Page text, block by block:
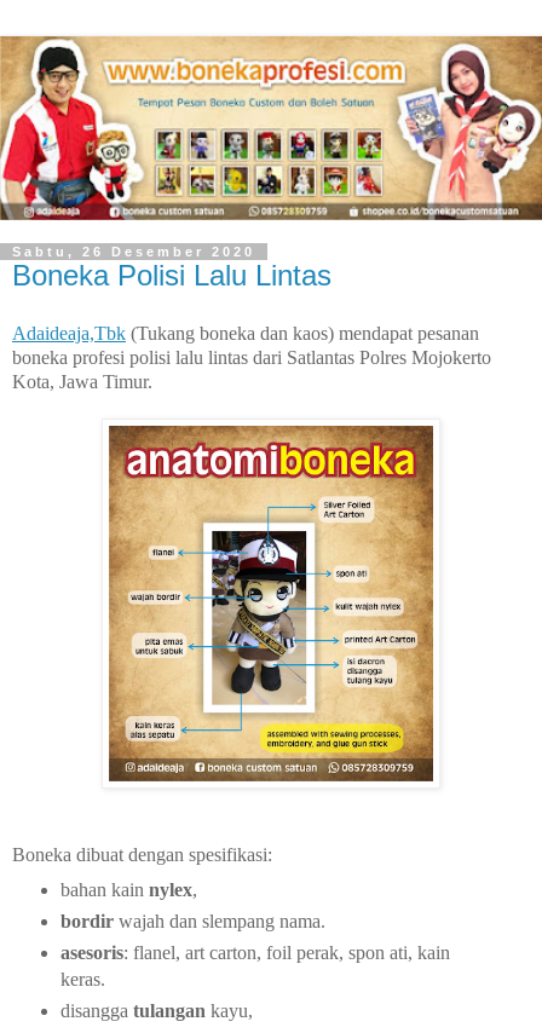
Sabtu, 26 Desember 2020
Boneka Polisi Lalu Lintas
Adaideaja,Tbk (Tukang boneka dan kaos) mendapat pesanan
boneka profesi polisi lalu lintas dari Satlantas Polres Mojokerto
Kota, Jawa Timur.
Boneka dibuat dengan spesifikasi:
bahan kain nylex,
bordir wajah dan slempang nama.
asesoris: flanel, art carton, foil perak, spon ati, kain
keras.
disangga tulangan kayu,